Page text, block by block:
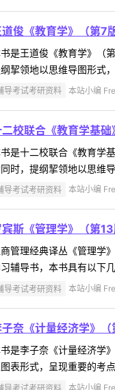
道俊《教育学》（第7
是王道俊《教育学》（
挈领地以思维导图形式
导考试考研资料 本站小编
校联合《教育学基
是十二校联合《教育学
时，提纲挈领地以思维
导考试考研资料 本站小编
宾斯《管理学》（第
管理经典译丛《管理学
辅导书，本书具有以下
导考试考研资料 本站小编
奈《计量经济学》
是李子奈《计量经济学
表形式，呈现重要的考
导考试考研资料 本站小编